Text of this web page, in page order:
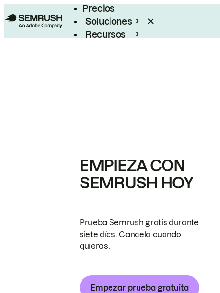
Precios
Soluciones
Recursos
EMPIEZA CON
SEMRUSH HOY
Prueba Semrush gratis durante
siete días. Cancela cuando
quieras.
Empezar prueba gratuita